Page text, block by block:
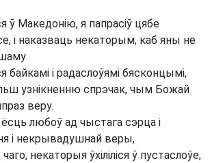
ў Македонію, я папрасіў цябе
і наказваць некаторым, каб яны не
байкамі і радаслоўямі бясконцымі,
узнікненню спрэчак, чым Божай
веру.
любоў ад чыстага сэрца і
і некрывадушнай веры,
некаторыя ўхіліліся ў пустаслоўе,